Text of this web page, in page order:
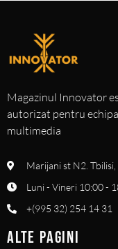
Magazinul Innovator
autorizat pentru
multimedia
Marijani st N2. Tbilisi,
Luni - Vineri 10:00 -
+(995 32) 254 14 31
ALTE PAGINI